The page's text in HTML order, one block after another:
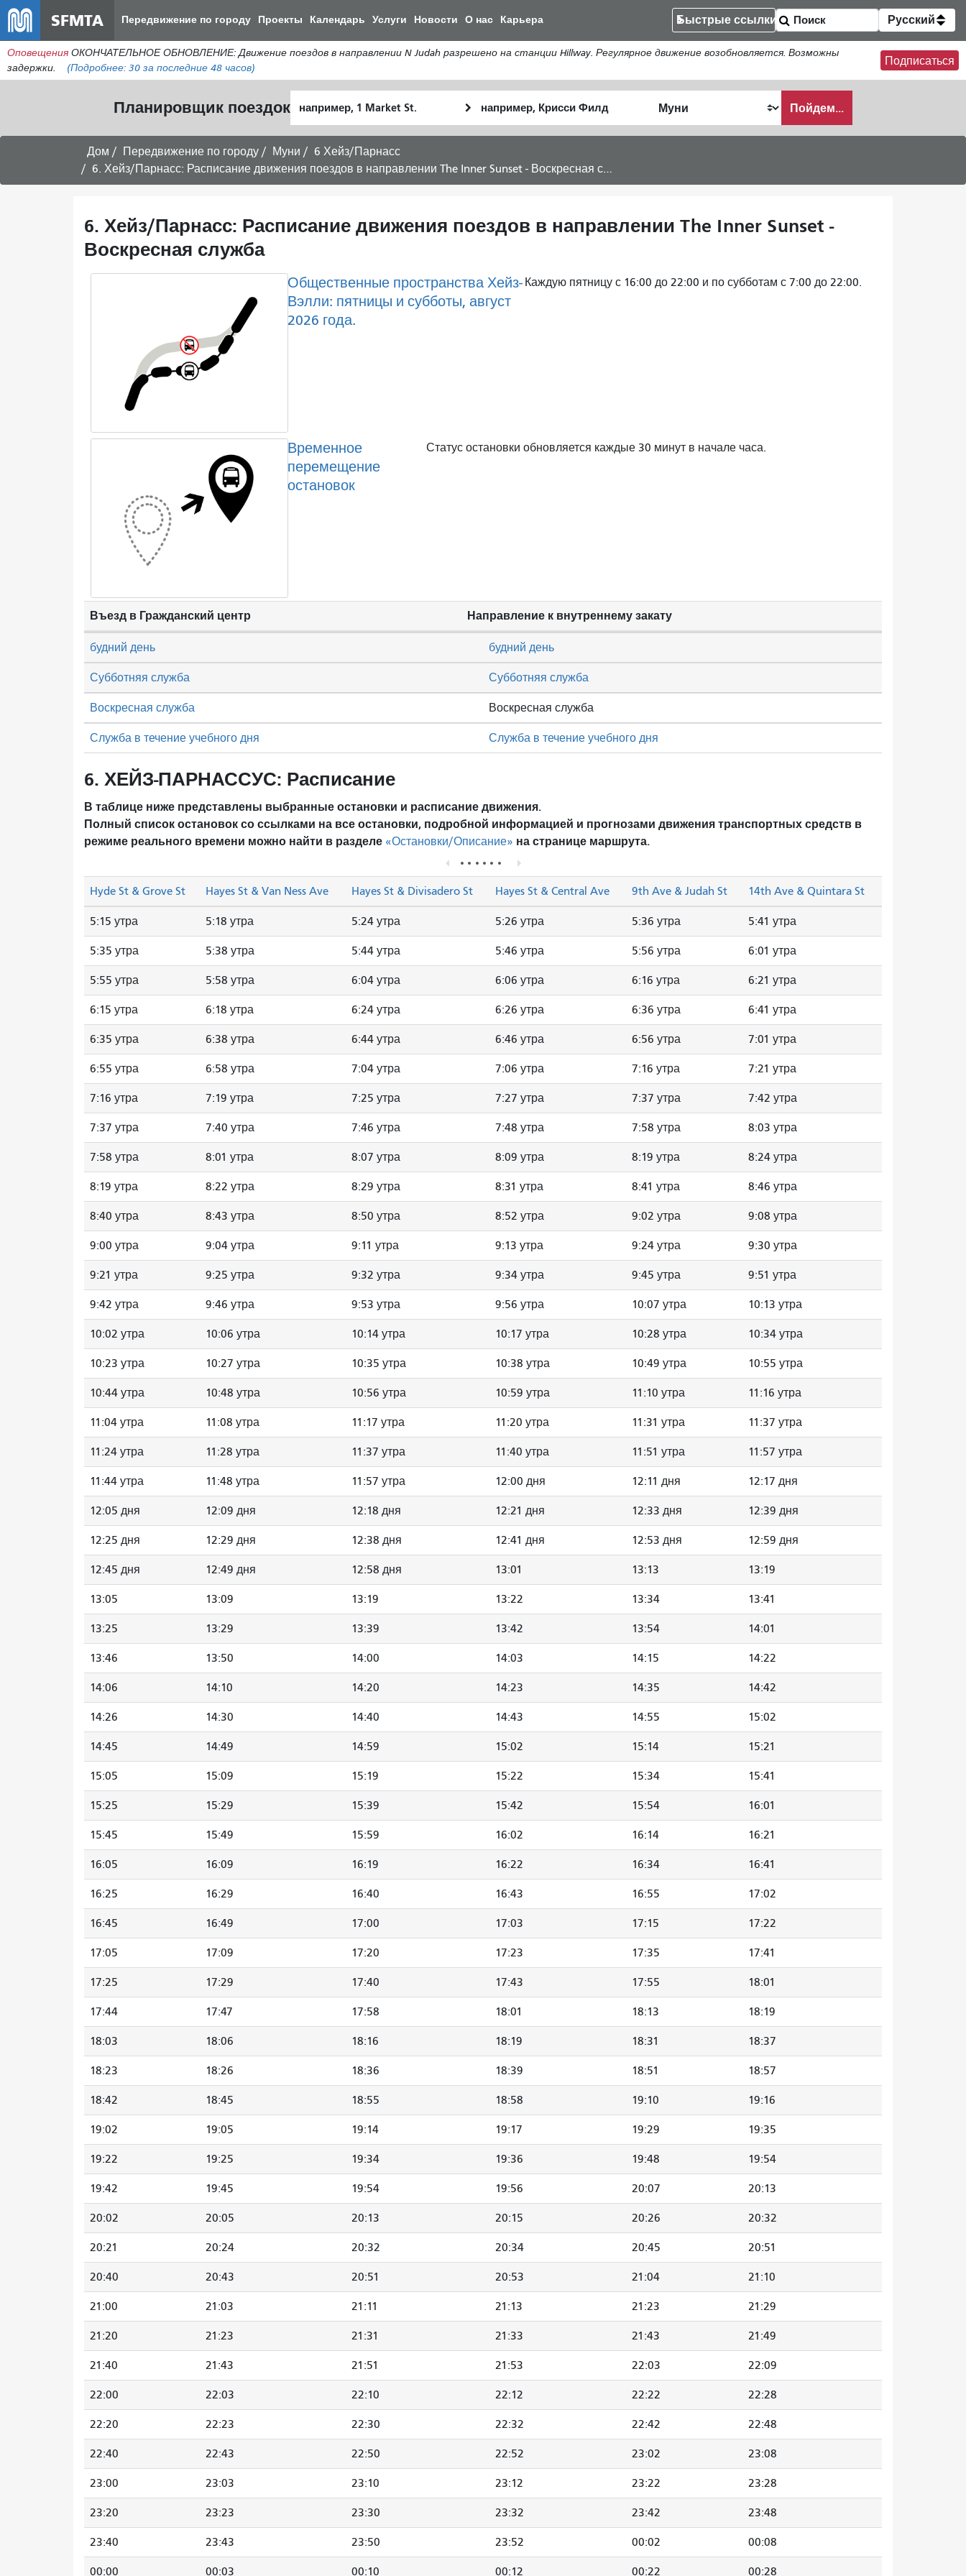
к
общему
содержанию
SFMTA Передвижение по городу Проекты Календарь Услуги Новости О нас Карьера Быстрые ссылки Русский
Оповещения ОКОНЧАТЕЛЬНОЕ ОБНОВЛЕНИЕ: Движение поездов в направлении N Judah разрешено на станции Hillway. Регулярное движение возобновляется. Возможны
задержки.
(Подробнее: 30 за последние 48 часов)
Подписаться
Планировщик поездок местоположение
окончания
я
путешествовать
Пойдем...
Дом Передвижение по городу Муни
6 Хейз/Парнасс
6. Хейз/Парнасс: Расписание движения поездов в направлении The Inner Sunset - Воскресная служба
6. Хейз/Парнасс: Расписание движения поездов в направлении The Inner Sunset -
Воскресная служба
Общественные пространства Хейз-
Вэлли: пятницы и субботы, август
2026 года.
Каждую пятницу с 16:00 до 22:00 и по субботам с 7:00 до 22:00.
Временное
перемещение
остановок
Статус остановки обновляется каждые 30 минут в начале часа.
Въезд в Гражданский центр Направление к внутреннему закату
Субботняя служба Субботняя служба
Воскресная служба Воскресная служба
будний день будний день
Служба в течение учебного дня Служба в течение учебного дня
6. ХЕЙЗ-ПАРНАССУС: Расписание
В таблице ниже представлены выбранные остановки и расписание движения.
Полный список остановок со ссылками на все остановки, подробной информацией и прогнозами движения транспортных средств в
режиме реального времени можно найти в разделе «Остановки/Описание» на странице маршрута.
Hyde St & Grove St Hayes St & Van Ness Ave Hayes St & Divisadero St Hayes St & Central Ave 9th Ave & Judah St 14th Ave & Quintara St
5:15 утра 5:18 утра 5:24 утра 5:26 утра 5:36 утра 5:41 утра
5:35 утра 5:38 утра 5:44 утра 5:46 утра 5:56 утра 6:01 утра
5:55 утра 5:58 утра 6:04 утра 6:06 утра 6:16 утра 6:21 утра
6:15 утра 6:18 утра 6:24 утра 6:26 утра 6:36 утра 6:41 утра
6:35 утра 6:38 утра 6:44 утра 6:46 утра 6:56 утра 7:01 утра
6:55 утра 6:58 утра 7:04 утра 7:06 утра 7:16 утра 7:21 утра
7:16 утра 7:19 утра 7:25 утра 7:27 утра 7:37 утра 7:42 утра
7:37 утра 7:40 утра 7:46 утра 7:48 утра 7:58 утра 8:03 утра
7:58 утра 8:01 утра 8:07 утра 8:09 утра 8:19 утра 8:24 утра
8:19 утра 8:22 утра 8:29 утра 8:31 утра 8:41 утра 8:46 утра
8:40 утра 8:43 утра 8:50 утра 8:52 утра 9:02 утра 9:08 утра
9:00 утра 9:04 утра 9:11 утра 9:13 утра 9:24 утра 9:30 утра
9:21 утра 9:25 утра 9:32 утра 9:34 утра 9:45 утра 9:51 утра
9:42 утра 9:46 утра 9:53 утра 9:56 утра 10:07 утра 10:13 утра
10:02 утра 10:06 утра 10:14 утра 10:17 утра 10:28 утра 10:34 утра
10:23 утра 10:27 утра 10:35 утра 10:38 утра 10:49 утра 10:55 утра
10:44 утра 10:48 утра 10:56 утра 10:59 утра 11:10 утра 11:16 утра
11:04 утра 11:08 утра 11:17 утра 11:20 утра 11:31 утра 11:37 утра
11:24 утра 11:28 утра 11:37 утра 11:40 утра 11:51 утра 11:57 утра
11:44 утра 11:48 утра 11:57 утра 12:00 дня 12:11 дня 12:17 дня
12:05 дня 12:09 дня 12:18 дня 12:21 дня 12:33 дня 12:39 дня
12:25 дня 12:29 дня 12:38 дня 12:41 дня 12:53 дня 12:59 дня
12:45 дня 12:49 дня 12:58 дня 13:01 13:13 13:19
13:05 13:09 13:19 13:22 13:34 13:41
13:25 13:29 13:39 13:42 13:54 14:01
13:46 13:50 14:00 14:03 14:15 14:22
14:06 14:10 14:20 14:23 14:35 14:42
14:26 14:30 14:40 14:43 14:55 15:02
14:45 14:49 14:59 15:02 15:14 15:21
15:05 15:09 15:19 15:22 15:34 15:41
15:25 15:29 15:39 15:42 15:54 16:01
15:45 15:49 15:59 16:02 16:14 16:21
16:05 16:09 16:19 16:22 16:34 16:41
16:25 16:29 16:40 16:43 16:55 17:02
16:45 16:49 17:00 17:03 17:15 17:22
17:05 17:09 17:20 17:23 17:35 17:41
17:25 17:29 17:40 17:43 17:55 18:01
17:44 17:47 17:58 18:01 18:13 18:19
18:03 18:06 18:16 18:19 18:31 18:37
18:23 18:26 18:36 18:39 18:51 18:57
18:42 18:45 18:55 18:58 19:10 19:16
19:02 19:05 19:14 19:17 19:29 19:35
19:22 19:25 19:34 19:36 19:48 19:54
19:42 19:45 19:54 19:56 20:07 20:13
20:02 20:05 20:13 20:15 20:26 20:32
20:21 20:24 20:32 20:34 20:45 20:51
20:40 20:43 20:51 20:53 21:04 21:10
21:00 21:03 21:11 21:13 21:23 21:29
21:20 21:23 21:31 21:33 21:43 21:49
21:40 21:43 21:51 21:53 22:03 22:09
22:00 22:03 22:10 22:12 22:22 22:28
22:20 22:23 22:30 22:32 22:42 22:48
22:40 22:43 22:50 22:52 23:02 23:08
23:00 23:03 23:10 23:12 23:22 23:28
23:20 23:23 23:30 23:32 23:42 23:48
23:40 23:43 23:50 23:52 00:02 00:08
00:00 00:03 00:10 00:12 00:22 00:28